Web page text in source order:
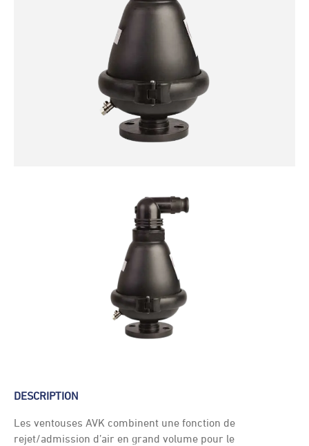
DESCRIPTION
Les ventouses AVK combinent une fonction de
rejet/admission d’air en grand volume pour le